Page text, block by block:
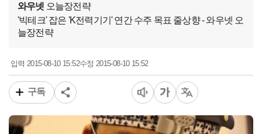
와우넷 오늘장전략
'빅테크' 잡은 'K전력기기' 연간 수주 목표 줄상향 - 와우넷 오
늘장전략
입력 2015-08-10 15:52수정 2015-08-10 15:52
구독